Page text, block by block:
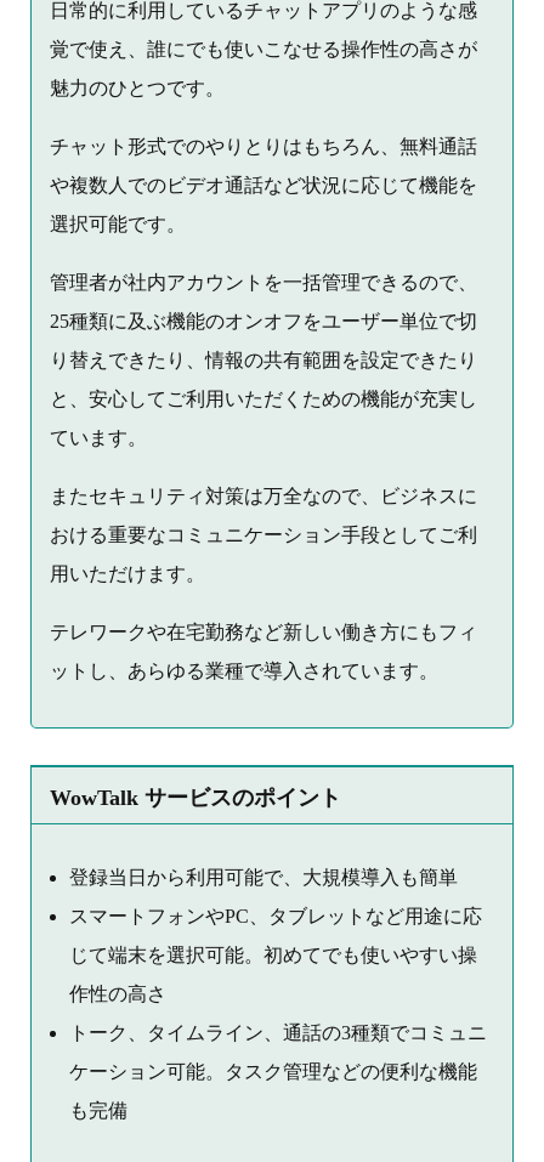
日常的に利用しているチャットアプリのような感
覚で使え、誰にでも使いこなせる操作性の高さが
魅力のひとつです。
チャット形式でのやりとりはもちろん、無料通話
や複数人でのビデオ通話など状況に応じて機能を
選択可能です。
管理者が社内アカウントを一括管理できるので、
25種類に及ぶ機能のオンオフをユーザー単位で切
り替えできたり、情報の共有範囲を設定できたり
と、安心してご利用いただくための機能が充実し
ています。
またセキュリティ対策は万全なので、ビジネスに
おける重要なコミュニケーション手段としてご利
用いただけます。
テレワークや在宅勤務など新しい働き方にもフィ
ットし、あらゆる業種で導入されています。
WowTalk サービスのポイント
登録当日から利用可能で、大規模導入も簡単
スマートフォンやPC、タブレットなど用途に応
じて端末を選択可能。初めてでも使いやすい操
作性の高さ
トーク、タイムライン、通話の3種類でコミュニ
ケーション可能。タスク管理などの便利な機能
も完備